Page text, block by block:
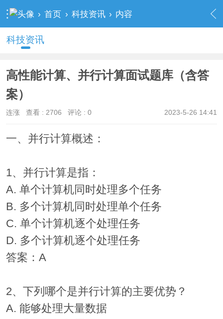
› 首页 › 科技资讯 › 内容
科技资讯
高性能计算、并行计算面试题库（含答
案）
2023-5-26 14:41
连涨 查看 : 2706 评论 : 0
一、并行计算概述：
1、并行计算是指：
A. 单个计算机同时处理多个任务
B. 多个计算机同时处理单个任务
C. 单个计算机逐个处理任务
D. 多个计算机逐个处理任务
答案：A
2、下列哪个是并行计算的主要优势？
A. 能够处理大量数据